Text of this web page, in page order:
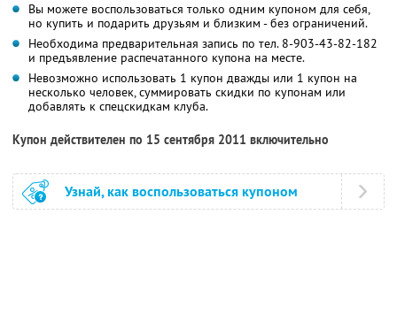
Вы можете воспользоваться только одним купоном для себя,
но купить и подарить друзьям и близким - без ограничений.
Необходима предварительная запись по тел. 8-903-43-82-182
и предъявление распечатанного купона на месте.
Невозможно использовать 1 купон дважды или 1 купон на
несколько человек, суммировать скидки по купонам или
добавлять к спецскидкам клуба.
Купон действителен по 15 сентября 2011 включительно
Узнай, как воспользоваться купоном